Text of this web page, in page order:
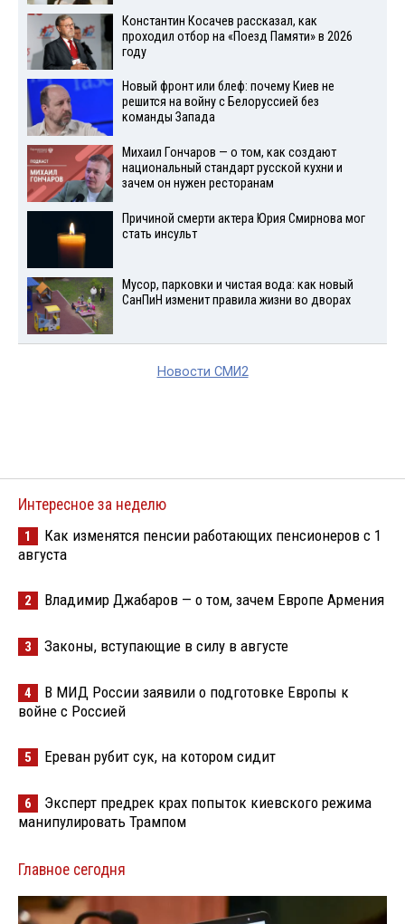
Константин Косачев рассказал, как
проходил отбор на «Поезд Памяти» в 2026
году
Новый фронт или блеф: почему Киев не
решится на войну с Белоруссией без
команды Запада
Михаил Гончаров — о том, как создают
национальный стандарт русской кухни и
зачем он нужен ресторанам
Причиной смерти актера Юрия Смирнова мог
стать инсульт
Мусор, парковки и чистая вода: как новый
СанПиН изменит правила жизни во дворах
Новости СМИ2
Интересное за неделю
1
Как изменятся пенсии работающих пенсионеров с 1
августа
2 Владимир Джабаров — о том, зачем Европе Армения
3 Законы, вступающие в силу в августе
4
В МИД России заявили о подготовке Европы к
войне с Россией
5 Ереван рубит сук, на котором сидит
6
Эксперт предрек крах попыток киевского режима
манипулировать Трампом
Главное сегодня